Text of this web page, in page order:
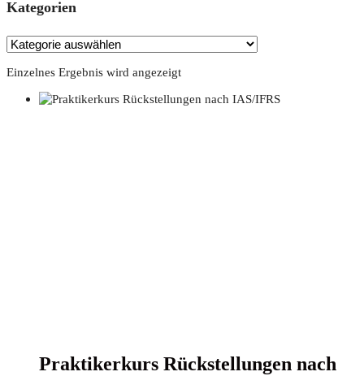
Kate­go­rien
Einzelnes Ergebnis wird angezeigt
Prak­ti­ker­kurs Rück­stel­lun­gen nach